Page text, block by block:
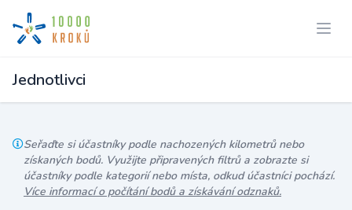
Jednotlivci
Seřaďte si účastníky podle nachozených kilometrů nebo
získaných bodů. Využijte připravených filtrů a zobrazte si
účastníky podle kategorií nebo místa, odkud účastníci pochází.
Více informací o počítání bodů a získávání odznaků.